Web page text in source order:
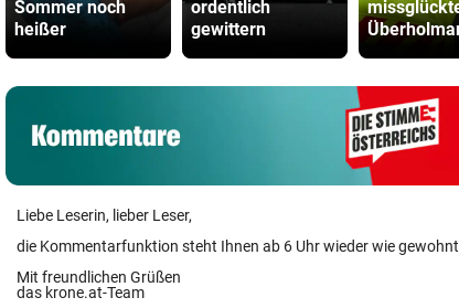
Sommer noch
heißer
ordentlich
gewittern
Liebe Leserin, lieber Leser,
die Kommentarfunktion steht Ihnen ab 6 Uhr wieder wie
Mit freundlichen Grüßen
das krone.at-Team